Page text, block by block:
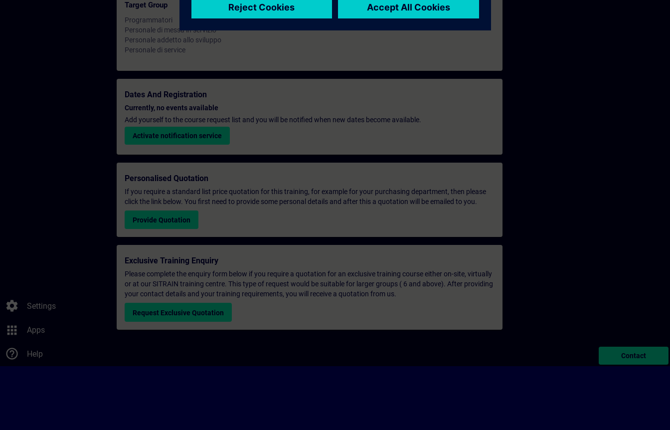
settings Settings
apps Apps
help_outline Help
Target Group
Programmatori
Personale di messa in servizio
Personale addetto allo sviluppo
Personale di service
Dates And Registration
Currently, no events available
Add yourself to the course request list and you will be notified when new dates become available.
Activate notification service
Personalised Quotation
If you require a standard list price quotation for this training, for example for your purchasing department, then please
click the link below. You first need to provide some personal details and after this a quotation will be emailed to you.
Provide Quotation
Exclusive Training Enquiry
Please complete the enquiry form below if you require a quotation for an exclusive training course either on-site, virtually
or at our SITRAIN training centre. This type of request would be suitable for larger groups ( 6 and above). After providing
your contact details and your training requirements, you will receive a quotation from us.
Request Exclusive Quotation
Contact